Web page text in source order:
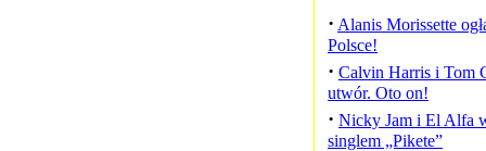
· Alanis Morissette
Polsce!
· Calvin Harris i Tom
utwór. Oto on!
· Nicky Jam i El Alfa
singlem „Pikete”